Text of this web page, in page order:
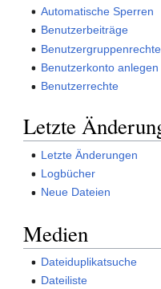
Automatische Sperren
Benutzerbeiträge
Benutzergruppenrechte
Benutzerkonto anlegen
Benutzerrechte
Letzte
Letzte Änderungen
Logbücher
Neue Dateien
Medien
Dateiduplikatsuche
Dateiliste